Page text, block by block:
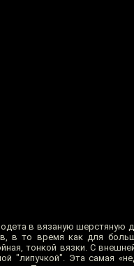
в вязаную шерстяную
в то время как для
тонкой вязки. С
"липучкой". Эта самая